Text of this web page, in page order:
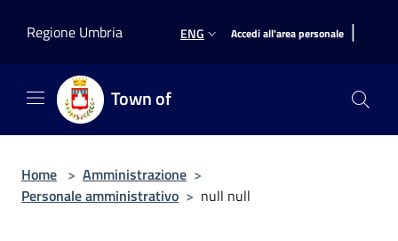
Regione Umbria
ENG Accedi all'area personale |
Town of
Home > Amministrazione >
Personale amministrativo > null null